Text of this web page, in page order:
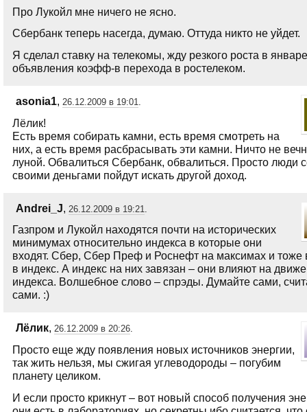
Про Лукойл мне ничего не ясно.
Сбербанк теперь насегда, думаю. Оттуда никто не уйдет.
Я сделал ставку на телекомы, жду резкого роста в
объявления коэфф-в перехода в ростелеком.
asonia1, 26.12.2009 в 19:01
Лёлик!
Есть время собирать камни, есть время смотреть на
них, а есть время расбрасывать эти камни. Ничто не
луной. Обвалиться Сбербанк, обвалиться. Просто люди
своими деньгами пойдут искать другой доход.
Andrei_J 26.12.2009 в 19:21
Газпром и Лукойл находятся почти на исторических
минимумах относительно индекса в которые они
входят. Сбер, Сбер Преф и Роснефт на максимах и тоже
в индекс. А индекс на них завязан – они влияют на
индекса. Волшебное слово – спрэды. Думайте сами,
сами. :)
Лёлик, 26.12.2009 в 20:26.
Просто еще жду появления новых источников энергии,
так жить нельзя, мы сжигая углеводороды – погубим
планету целиком.
И если просто крикнут – вот новый способ получения